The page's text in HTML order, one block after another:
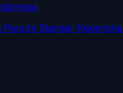
Penuhi Standar